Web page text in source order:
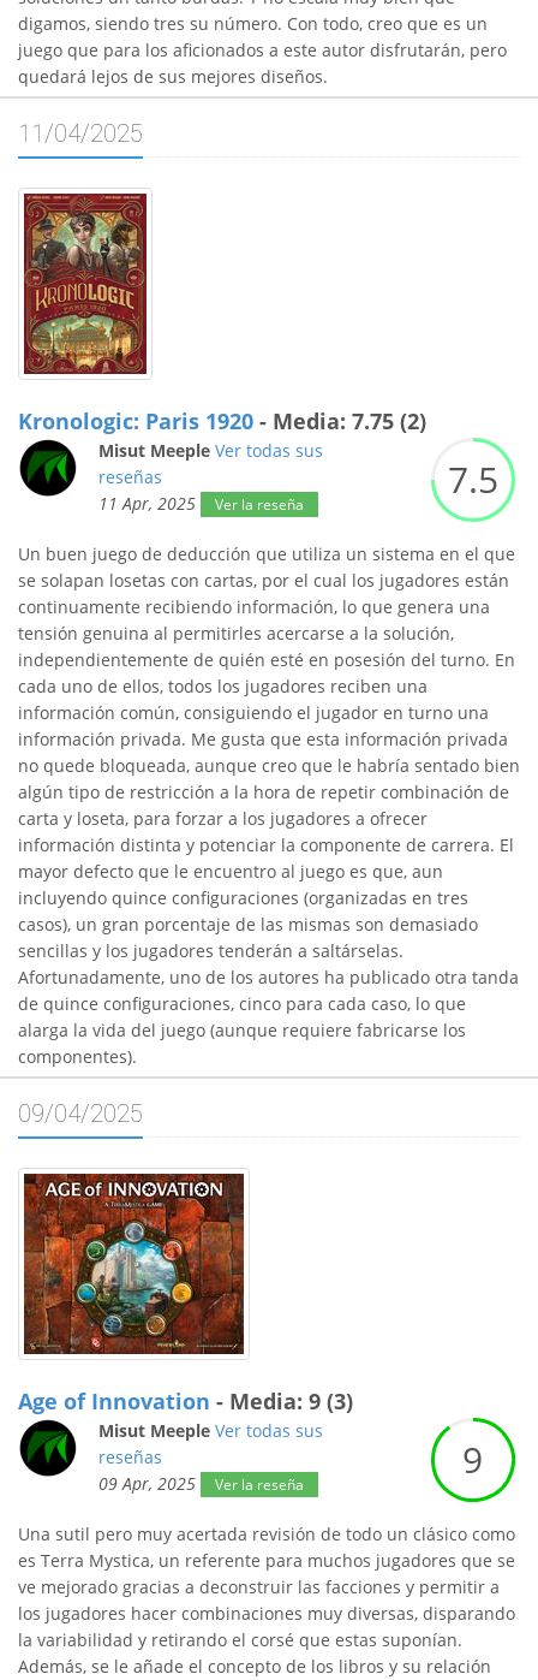
digamos, siendo tres su número. Con todo, creo que es un
juego que para los aficionados a este autor disfrutarán, pero
quedará lejos de sus mejores diseños.
11/04/2025
Kronologic: Paris 1920 - Media: 7.75 (2)
Misut Meeple Ver todas sus
reseñas
11 Apr, 2025
Ver la reseña
7.5
Un buen juego de deducción que utiliza un sistema en el que
se solapan losetas con cartas, por el cual los jugadores están
continuamente recibiendo información, lo que genera una
tensión genuina al permitirles acercarse a la solución,
independientemente de quién esté en posesión del turno. En
cada uno de ellos, todos los jugadores reciben una
información común, consiguiendo el jugador en turno una
información privada. Me gusta que esta información privada
no quede bloqueada, aunque creo que le habría sentado bien
algún tipo de restricción a la hora de repetir combinación de
carta y loseta, para forzar a los jugadores a ofrecer
información distinta y potenciar la componente de carrera. El
mayor defecto que le encuentro al juego es que, aun
incluyendo quince configuraciones (organizadas en tres
casos), un gran porcentaje de las mismas son demasiado
sencillas y los jugadores tenderán a saltárselas.
Afortunadamente, uno de los autores ha publicado otra tanda
de quince configuraciones, cinco para cada caso, lo que
alarga la vida del juego (aunque requiere fabricarse los
componentes).
09/04/2025
Age of Innovation - Media: 9 (3)
Misut Meeple Ver todas sus
reseñas
09 Apr, 2025
Ver la reseña
9
Una sutil pero muy acertada revisión de todo un clásico como
es Terra Mystica, un referente para muchos jugadores que se
ve mejorado gracias a deconstruir las facciones y permitir a
los jugadores hacer combinaciones muy diversas, disparando
la variabilidad y retirando el corsé que estas suponían.
Además, se le añade el concepto de los libros y su relación